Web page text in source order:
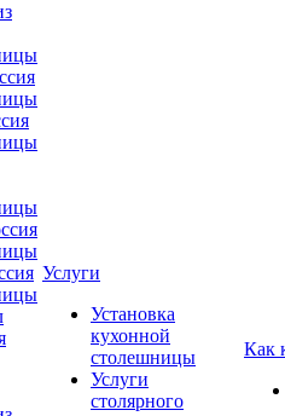
Услуги
Установка
кухонной
столешницы
Услуги
столярного
Как